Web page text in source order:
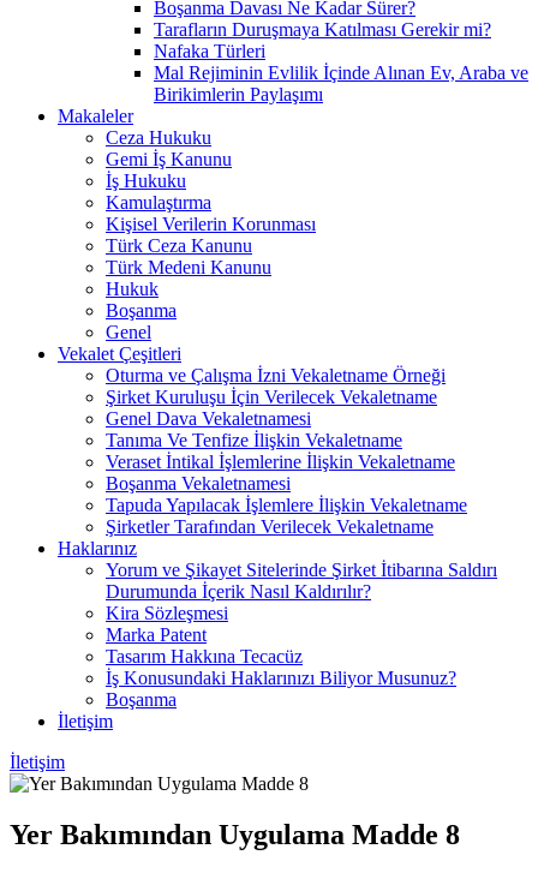
Boşanma Davası Ne Kadar Sürer?
Tarafların Duruşmaya Katılması Gerekir mi?
Nafaka Türleri
Mal Rejiminin Evlilik İçinde Alınan Ev, Araba ve
Birikimlerin Paylaşımı
Makaleler
Ceza Hukuku
Gemi İş Kanunu
İş Hukuku
Kamulaştırma
Kişisel Verilerin Korunması
Türk Ceza Kanunu
Türk Medeni Kanunu
Hukuk
Boşanma
Genel
Vekalet Çeşitleri
Oturma ve Çalışma İzni Vekaletname Örneği
Şirket Kuruluşu İçin Verilecek Vekaletname
Genel Dava Vekaletnamesi
Tanıma Ve Tenfize İlişkin Vekaletname
Veraset İntikal İşlemlerine İlişkin Vekaletname
Boşanma Vekaletnamesi
Tapuda Yapılacak İşlemlere İlişkin Vekaletname
Şirketler Tarafından Verilecek Vekaletname
Haklarınız
Yorum ve Şikayet Sitelerinde Şirket İtibarına Saldırı
Durumunda İçerik Nasıl Kaldırılır?
Kira Sözleşmesi
Marka Patent
Tasarım Hakkına Tecacüz
İş Konusundaki Haklarınızı Biliyor Musunuz?
Boşanma
İletişim
İletişim
Yer Bakımından Uygulama Madde 8